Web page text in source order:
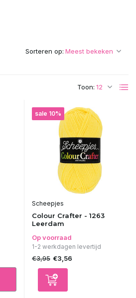
Toon:
Sorteren op:
sale 10%
Scheepjes
Colour Crafter - 1263
Leerdam
Op voorraad
1-2 werkdagen levertijd
€3,95 €3,56